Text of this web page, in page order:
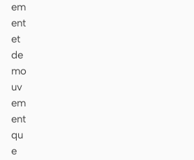
em
ent
et
de
mo
uv
em
ent
qu
e